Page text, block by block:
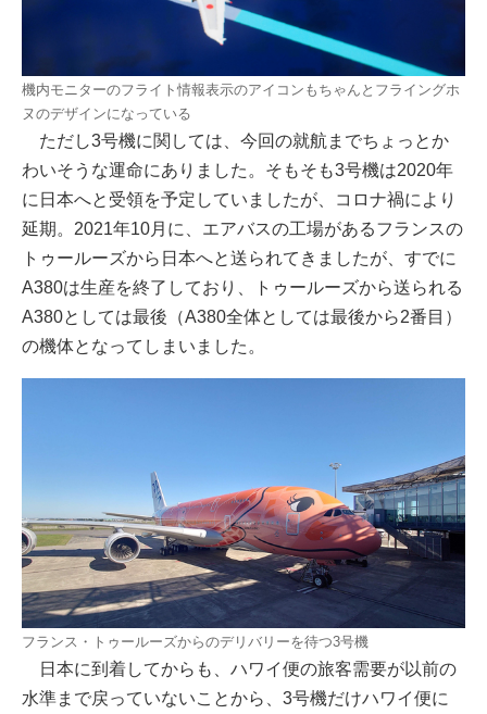
機内モニターのフライト情報表示のアイコンもちゃんとフライングホ
ヌのデザインになっている
ただし3号機に関しては、今回の就航までちょっとか
わいそうな運命にありました。そもそも3号機は2020年
に日本へと受領を予定していましたが、コロナ禍により
延期。2021年10月に、エアバスの工場があるフランスの
トゥールーズから日本へと送られてきましたが、すでに
A380は生産を終了しており、トゥールーズから送られる
A380としては最後（A380全体としては最後から2番目）
の機体となってしまいました。
フランス・トゥールーズからのデリバリーを待つ3号機
日本に到着してからも、ハワイ便の旅客需要が以前の
水準まで戻っていないことから、3号機だけハワイ便に